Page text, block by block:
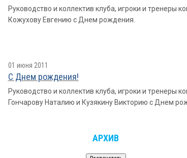
Руководство и коллектив клуба, игроки и тренеры
Кожухову Евгению с Днем рождения.
01 июня 2011
С Днем рождения!
Руководство и коллектив клуба, игроки и тренеры
Гончарову Наталию и Кузякину Викторию с Днем
АРХИВ